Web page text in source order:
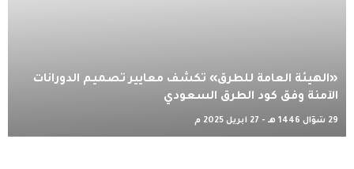
«الهيئة العامة للطرق» تكشف معايير تصميم الدورانات
الآمنة وفق كود الطرق السعودي
29 شوّال 1446 هـ - 27 أبريل 2025 م